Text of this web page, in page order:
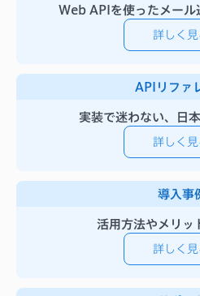
Web APIを使ったメール
詳しく見
APIリファ
実装で迷わない、日
詳しく見
導入事
活用方法やメリッ
詳しく見